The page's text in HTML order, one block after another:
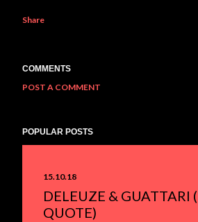
Share
COMMENTS
POST A COMMENT
POPULAR POSTS
15.10.18
DELEUZE & GUATTARI
QUOTE)